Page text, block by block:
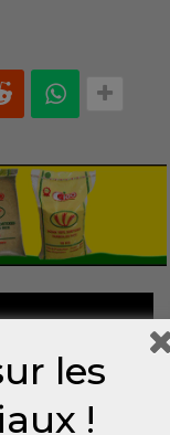
les
!